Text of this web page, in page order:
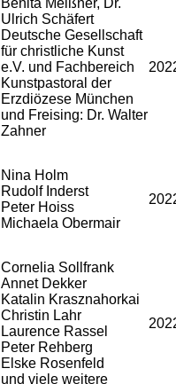
Benita Meißner, Dr.
Ulrich Schäfert
Deutsche Gesellschaft
für christliche Kunst
e.V. und Fachbereich
Kunstpastoral der
Erzdiözese München
und Freising: Dr. Walter
Zahner
Nina Holm
Rudolf Inderst
Peter Hoiss
Michaela Obermair
Cornelia Sollfrank
Annet Dekker
Katalin Krasznahorkai
Christin Lahr
Laurence Rassel
Peter Rehberg
Elske Rosenfeld
und viele weitere